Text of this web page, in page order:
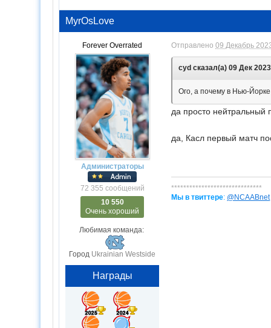
MyrOsLove
Forever Overrated
Администраторы
72 355 сообщений
10 550
Очень хороший
Любимая команда:
Город Ukrainian Westside
Награды
Отправлено09 Декабрь
cyd сказал(а) 09 Дек
Ого, а почему в Нью-
да просто
да, Касл первый матч
******************************
Мы в твиттере: @NCAABnet